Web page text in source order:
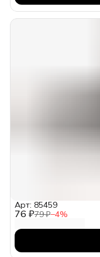
76 ₽79 ₽−4%
Арт: 85459